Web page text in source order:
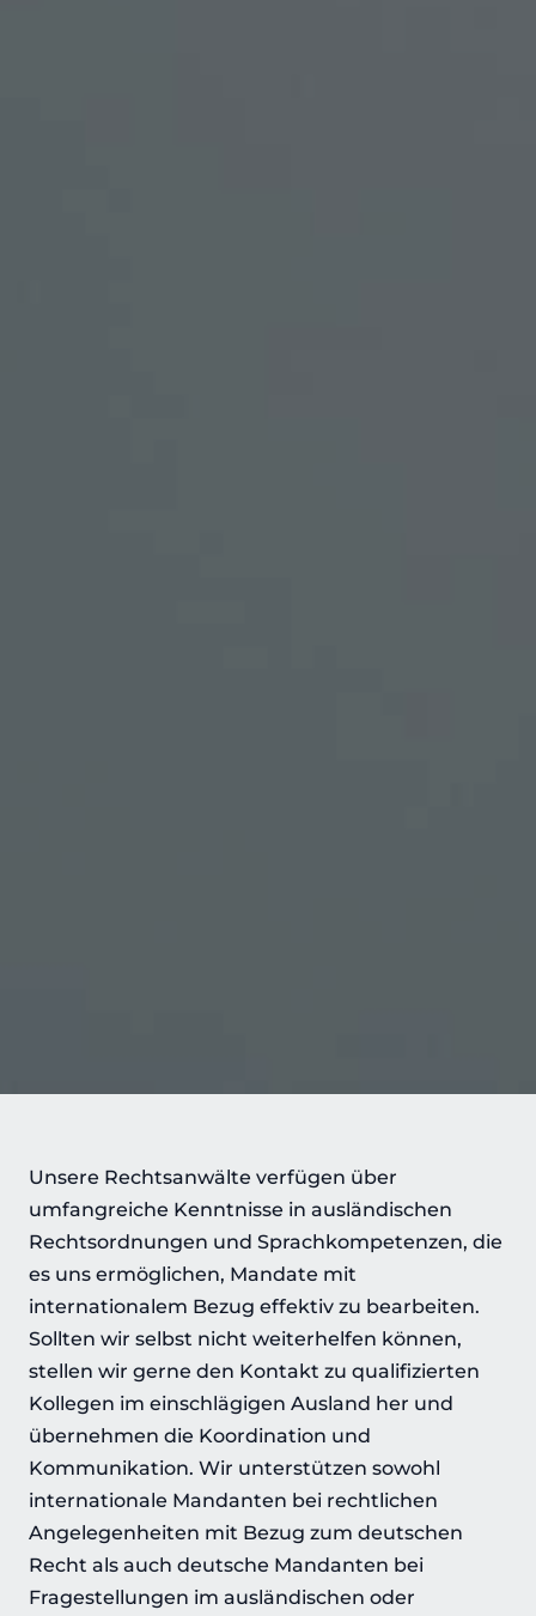
Unsere Rechtsanwälte verfügen über
umfangreiche Kenntnisse in ausländischen
Rechtsordnungen und Sprachkompetenzen, die
es uns ermöglichen, Mandate mit
internationalem Bezug effektiv zu bearbeiten.
Sollten wir selbst nicht weiterhelfen können,
stellen wir gerne den Kontakt zu qualifizierten
Kollegen im einschlägigen Ausland her und
übernehmen die Koordination und
Kommunikation. Wir unterstützen sowohl
internationale Mandanten bei rechtlichen
Angelegenheiten mit Bezug zum deutschen
Recht als auch deutsche Mandanten bei
Fragestellungen im ausländischen oder